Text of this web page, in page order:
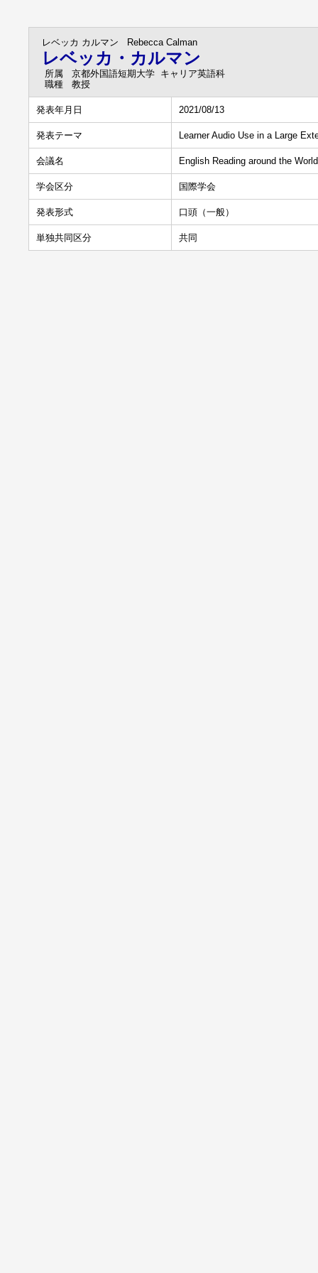
レベッカ カルマン Rebecca Calman
レベッカ・カルマン
所属
京都外国語短期大学 キャリア英語科
職種
教授
発表年月日 2021/08/13
発表テーマ Learner Audio Use in a Large
会議名 English Reading around the
学会区分 国際学会
発表形式 口頭（一般）
単独共同区分 共同